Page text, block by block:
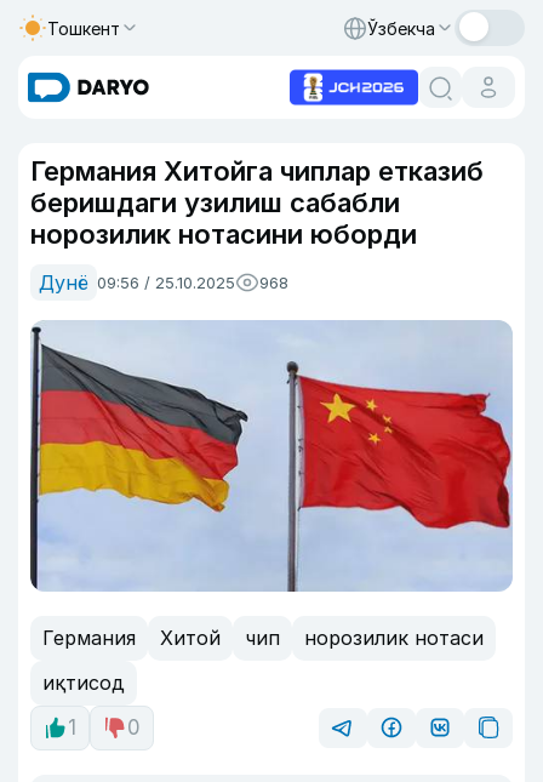
Тошкент Ўзбекча
Германия Хитойга чиплар етказиб
беришдаги узилиш сабабли
норозилик нотасини юборди
Дунё 09:56 / 25.10.2025 968
Германия Хитой чип
норозилик нотаси
иқтисод
1
0